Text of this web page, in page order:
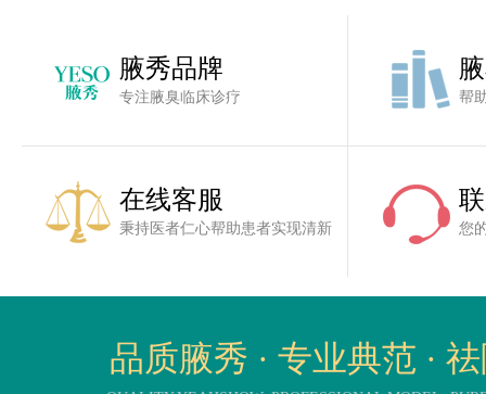
腋秀品牌
专注腋臭临床诊疗 帮
在线客服
秉持医者仁心帮助患者实现清新 您
品质腋秀 · 专业典范 ·